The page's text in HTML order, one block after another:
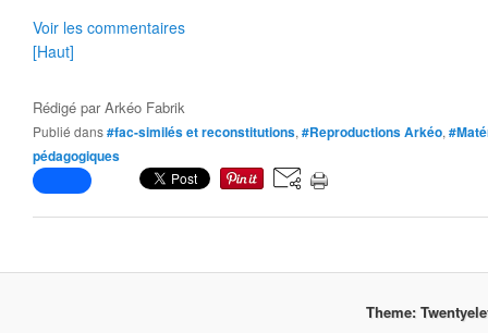
Voir les commentaires
[Haut]
Rédigé parArkéo Fabrik
Publié dans#fac-similés et reconstitutions, #Reproductions Arkéo,
pédagogiques
Theme: